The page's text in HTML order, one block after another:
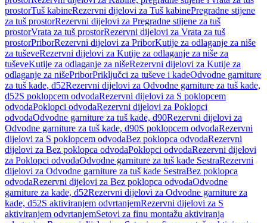
prostorTuš kabineRezervni dijelovi za Tuš kabinePregradne stijene
za tuš prostorRezervni dijelovi za Pregradne stijene za tuš
prostorVrata za tuš prostorRezervni dijelovi za Vrata za tuš
prostorPriborRezervni dijelovi za PriborKutije za odlaganje za niše
za tuševeRezervni dijelovi za Kutije za odlaganje za niše za
tuševeKutije za odlaganje za nišeRezervni dijelovi za Kutije za
odlaganje za nišePriborPriključci za tuševe i kadeOdvodne garniture
za tuš kade, d52Rezervni dijelovi za Odvodne garniture za tuš kade,
d52S poklopcem odvodaRezervni dijelovi za S poklopcem
odvodaPoklopci odvodaRezervni dijelovi za Poklopci
odvodaOdvodne garniture za tuš kade, d90Rezervni dijelovi za
Odvodne garniture za tuš kade, d90S poklopcem odvodaRezervni
dijelovi za S poklopcem odvodaBez poklopca odvodaRezervni
dijelovi za Bez poklopca odvodaPoklopci odvodaRezervni dijelovi
za Poklopci odvodaOdvodne garniture za tuš kade SestraRezervni
dijelovi za Odvodne garniture za tuš kade SestraBez poklopca
odvodaRezervni dijelovi za Bez poklopca odvodaOdvodne
garniture za kade, d52Rezervni dijelovi za Odvodne garniture za
kade, d52S aktiviranjem odvrtanjemRezervni dijelovi za S
aktiviranjem odvrtanjemSetovi za finu montažu aktiviranja